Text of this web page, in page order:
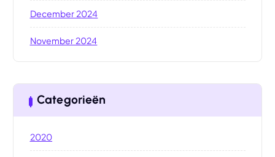
December 2024
November 2024
Categorieën
2020